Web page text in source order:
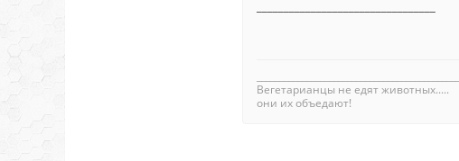
Вегетаpианцы не едят животных.....
они их объедают!